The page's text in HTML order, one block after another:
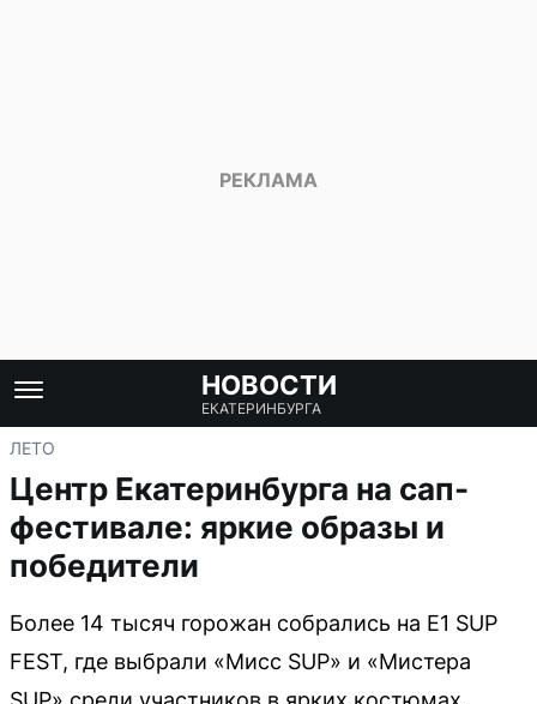
НОВОСТИ
ЕКАТЕРИНБУРГА
ЛЕТО
Центр Екатеринбурга на сап-
фестивале: яркие образы и
победители
Более 14 тысяч горожан собрались на E1 SUP
FEST, где выбрали «Мисс SUP» и «Мистера